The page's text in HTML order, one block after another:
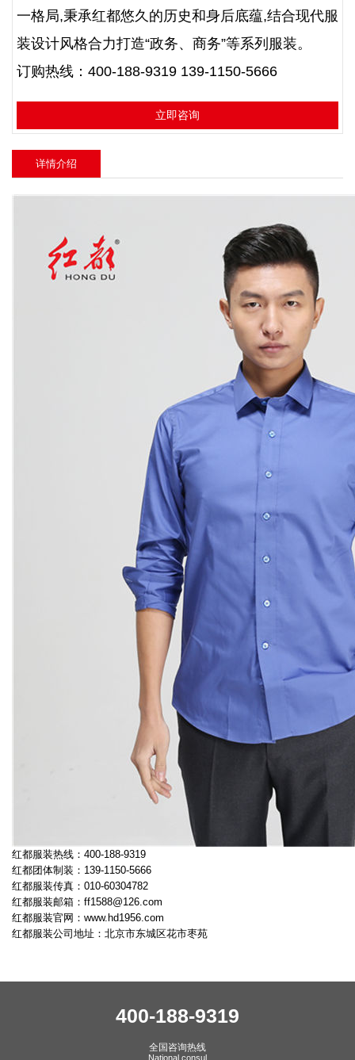
一格局,秉承红都悠久的历史和身后底蕴,结合现代服
装设计风格合力打造“政务、商务”等系列服装。
订购热线：400-188-9319 139-1150-5666
立即咨询
详情介绍
红都服装热线：400-188-9319
红都团体制装：139-1150-5666
红都服装传真：010-60304782
红都服装邮箱： ff1588@126.com
红都服装官网： www.hd1956.com
红都服装公司地址：北京市东城区花市枣苑
400-188-9319
全国咨询热线
National consul